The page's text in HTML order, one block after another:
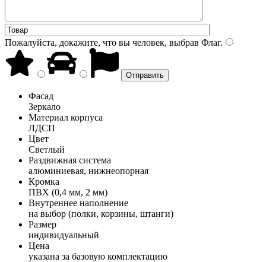
Пожалуйста, докажите, что вы человек, выбрав Флаг.
Фасад
Зеркало
Материал корпуса
ЛДСП
Цвет
Светлый
Раздвижная система
алюминиевая, нижнеопорная
Кромка
ПВХ (0,4 мм, 2 мм)
Внутреннее наполнение
на выбор (полки, корзины, штанги)
Размер
индивидуальный
Цена
указана за базовую комплектацию